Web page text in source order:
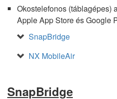
Okostelefonos (táblagépes)
Apple App Store és Google
SnapBridge
NX MobileAir
SnapBridge